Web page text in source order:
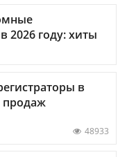
2026 году: хиты
в
продаж
48933